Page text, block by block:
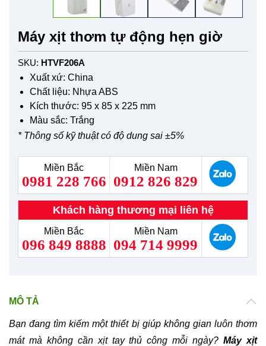
Máy xịt thơm tự động hẹn giờ
SKU: HTVF206A
Xuất xứ: China
Chất liệu: Nhựa ABS
Kích thước: 95 x 85 x 225 mm
Màu sắc: Trắng
* Thông số kỹ thuật có độ dung sai ±5%
Miền Bắc
0981 228 766
Miền Nam
0912 826 829
Khách hàng thương mại liên hệ
Miền Bắc
096 849 8888
Miền Nam
094 714 9999
MÔ TẢ
Bạn đang tìm kiếm một thiết bị giúp không gian luôn thơm
mát mà không cần xịt tay thủ công mỗi ngày?Máy xịt